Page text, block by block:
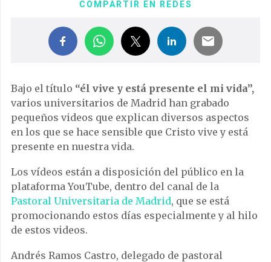
COMPARTIR EN REDES
Bajo el título “él vive y está presente el mi vida”,
varios universitarios de Madrid han grabado
pequeños videos que explican diversos aspectos
en los que se hace sensible que Cristo vive y está
presente en nuestra vida.
Los vídeos están a disposición del público en la
plataforma YouTube, dentro del canal de la
Pastoral Universitaria de Madrid, que se está
promocionando estos días especialmente y al hilo
de estos videos.
Andrés Ramos Castro, delegado de pastoral